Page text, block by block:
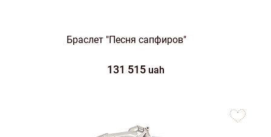
Браслет "Песня сапфиров"
131 515 uah
favorites